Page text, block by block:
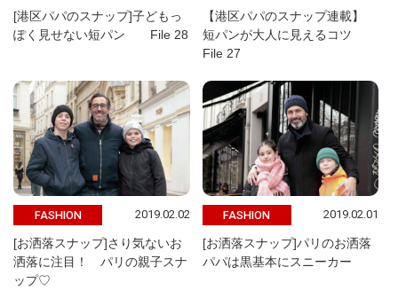
[港区パパのスナップ]子どもっ
ぽく見せない短パン File 28
【港区パパのスナップ連載】
短パンが大人に見えるコツ
File 27
FASHION 2019.02.02
[お洒落スナップ]さり気ないお
洒落に注目！ パリの親子スナ
ップ♡
FASHION 2019.02.01
[お洒落スナップ]パリのお洒落
パパは黒基本にスニーカー